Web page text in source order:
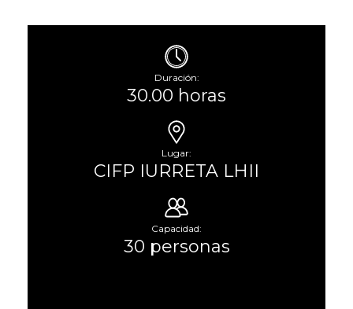
Duración:
30.00 horas
Lugar:
CIFP IURRETA LHII
Capacidad:
30 personas